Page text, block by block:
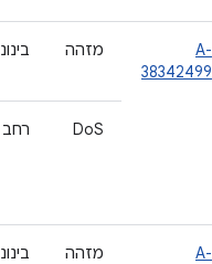
A-
38342499
מזהה
DoS רחב
A-
מזהה